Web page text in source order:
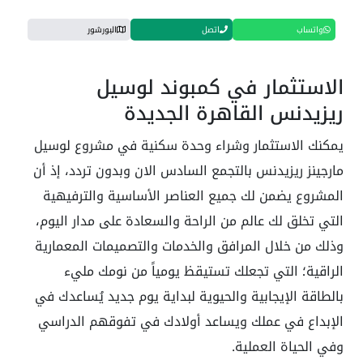
واتساب اتصل البورشور
الاستثمار في كمبوند لوسيل
ريزيدنس القاهرة الجديدة
يمكنك الاستثمار وشراء وحدة سكنية في مشروع لوسيل
مارجينز ريزيدنس بالتجمع السادس الان وبدون تردد، إذ أن
المشروع يضمن لك جميع العناصر الأساسية والترفيهية
التي تخلق لك عالم من الراحة والسعادة على مدار اليوم،
وذلك من خلال المرافق والخدمات والتصميمات المعمارية
الراقية؛ التي تجعلك تستيقظ يومياً من نومك مليء
بالطاقة الإيجابية والحيوية لبداية يوم جديد يُساعدك في
الإبداع في عملك ويساعد أولادك في تفوقهم الدراسي
وفي الحياة العملية.